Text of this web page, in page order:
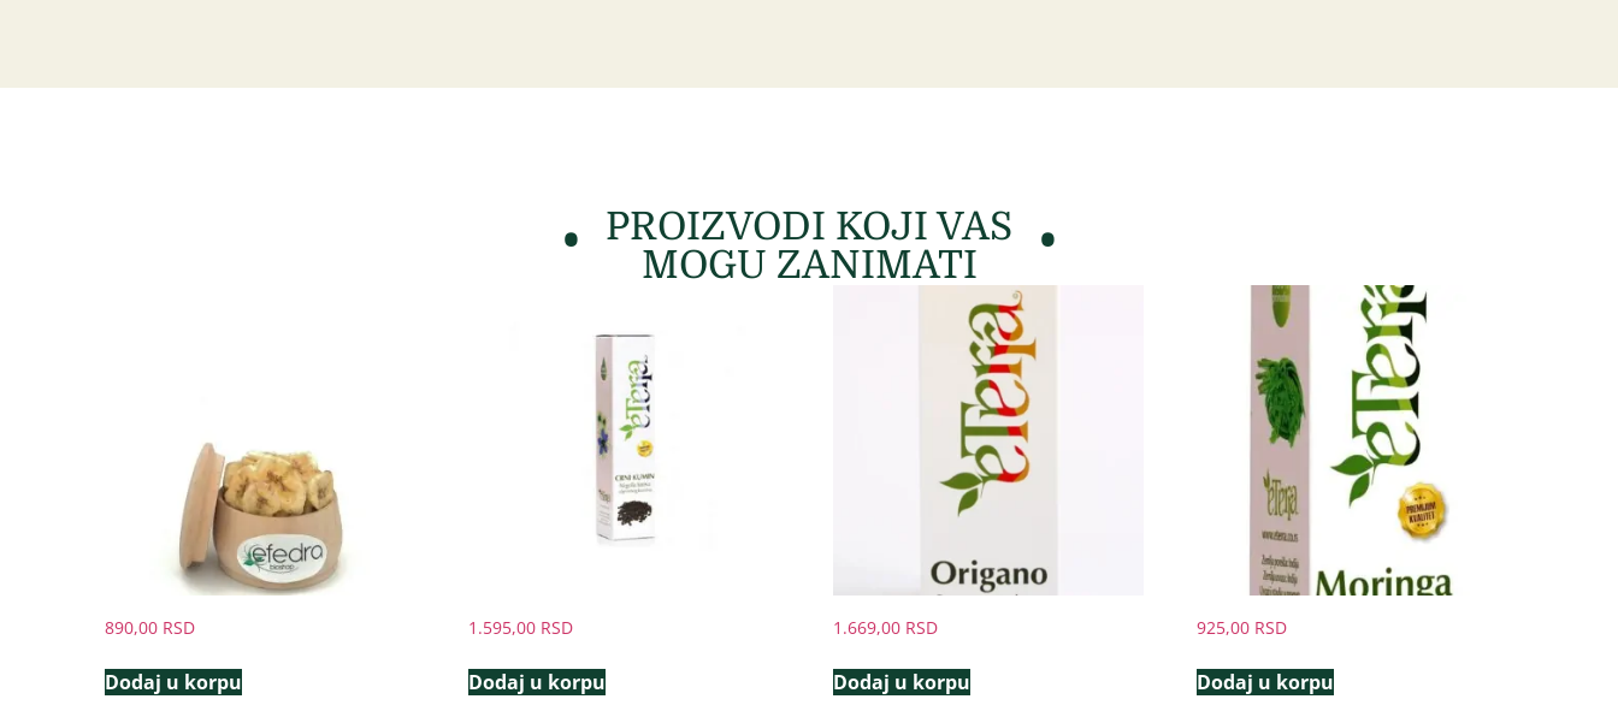
PROIZVODI KOJI VAS
MOGU ZANIMATI
890,00 RSD
Dodaj u korpu
1.595,00 RSD
Dodaj u korpu
1.669,00 RSD
Dodaj u korpu
925,00 RSD
Dodaj u korpu